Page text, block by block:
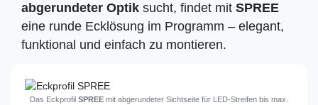
abgerundeter Optik sucht, findet mit SPREE
eine runde Ecklösung im Programm – elegant,
funktional und einfach zu montieren.
Das Eckprofil SPREE mit abgerundeter Sichtseite für LED-Streifen bis max.